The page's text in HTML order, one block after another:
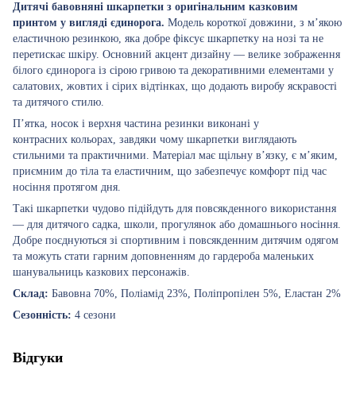
Дитячі бавовняні шкарпетки з оригінальним казковим
принтом у вигляді єдинорога. Модель короткої довжини, з м’якою
еластичною резинкою, яка добре фіксує шкарпетку на нозі та не
перетискає шкіру. Основний акцент дизайну — велике зображення
білого єдинорога із сірою гривою та декоративними елементами у
салатових, жовтих і сірих відтінках, що додають виробу яскравості
та дитячого стилю.
П’ятка, носок і верхня частина резинки виконані у
контрасних кольорах, завдяки чому шкарпетки виглядають
стильними та практичними. Матеріал має щільну в’язку, є м’яким,
приємним до тіла та еластичним, що забезпечує комфорт під час
носіння протягом дня.
Такі шкарпетки чудово підійдуть для повсякденного використання
— для дитячого садка, школи, прогулянок або домашнього носіння.
Добре поєднуються зі спортивним і повсякденним дитячим одягом
та можуть стати гарним доповненням до гардероба маленьких
шанувальниць казкових персонажів.
Склад: Бавовна 70%, Поліамід 23%, Поліпропілен 5%, Еластан 2%
Сезонність: 4 сезони
Відгуки